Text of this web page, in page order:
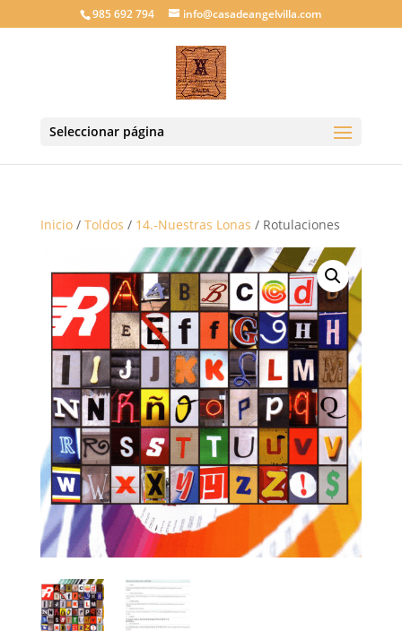
985 692 794 info@casadeangelvilla.com
Seleccionar página
Inicio/ Toldos / 14.-Nuestras Lonas / Rotulaciones